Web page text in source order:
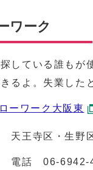
ワーク
している誰もが
るよ。失業した
ーワーク大阪東
区・生野区・
話06-6942-